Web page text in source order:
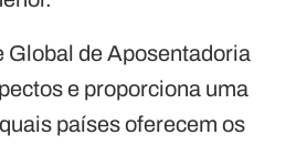
Global de Aposentadoria
e proporciona uma
países oferecem os